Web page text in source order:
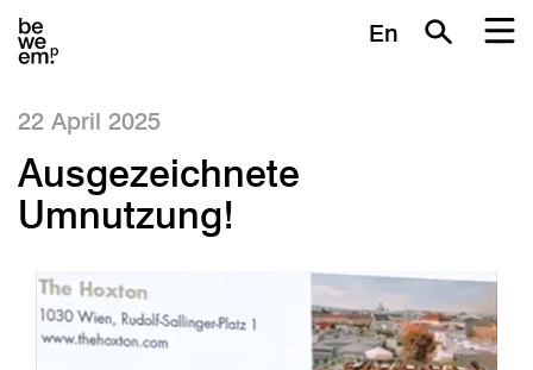
En
22 April 2025
Ausgezeichnete
Umnutzung!